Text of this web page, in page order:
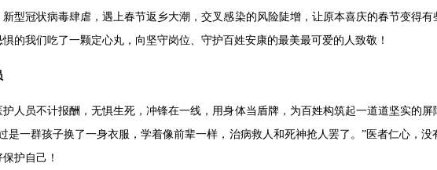
新型冠状病毒肆虐，遇上春节返乡大潮，交叉感染的风险陡增，让原本喜庆的春节变得
的我们吃了一颗定心丸，向坚守岗位、守护百姓安康的最美最可爱的人致敬！
人员不计报酬，无惧生死，冲锋在一线，用身体当盾牌，为百姓构筑起一道道坚实的
是一群孩子换了一身衣服，学着像前辈一样，治病救人和死神抢人罢了。”医者仁心，
护自己！